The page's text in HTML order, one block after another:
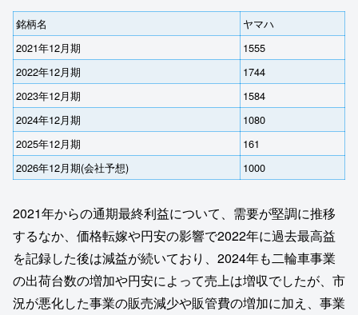
銘柄名
ヤマハ
2021年12月期
1555
2022年12月期
1744
2023年12月期
1584
2024年12月期
1080
2025年12月期
161
2026年12月期(会社予想)
1000
2021年からの通期最終利益について、需要が堅調に推移
するなか、価格転嫁や円安の影響で2022年に過去最高益
を記録した後は減益が続いており、2024年も二輪車事業
の出荷台数の増加や円安によって売上は増収でしたが、市
況が悪化した事業の販売減少や販管費の増加に加え、事業